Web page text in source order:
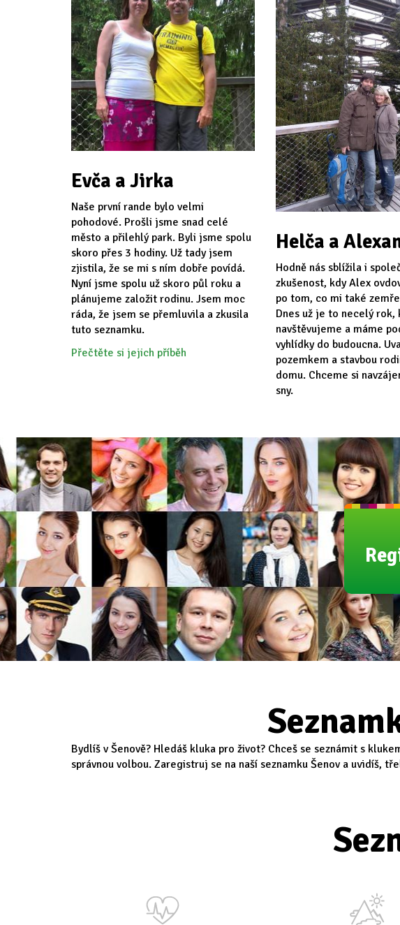
Evča a Jirka
Naše první rande bylo velmi
pohodové. Prošli jsme snad celé
město a přilehlý park. Byli jsme spolu
skoro přes 3 hodiny. Už tady jsem
zjistila, že se mi s ním dobře povídá.
Nyní jsme spolu už skoro půl roku a
plánujeme založit rodinu. Jsem moc
ráda, že jsem se přemluvila a zkusila
tuto seznamku.
Přečtěte si jejich příběh
Helča a
Hodně nás sblížila i
zkušenost, kdy Alex
po tom, co mi také
Dnes už je to necelý rok,
navštěvujeme a máme
vyhlídky do budoucna.
pozemkem a stavbou
domu. Chceme si
sny.
Bydlíš v Šenově? Hledáš kluka pro život? Chceš se seznámit s
správnou volbou. Zaregistruj se na naší seznamku Šenov a uvidíš,